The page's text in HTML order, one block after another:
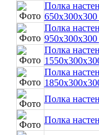
Полка
Полка
Полка
Полка
Полка
Полка